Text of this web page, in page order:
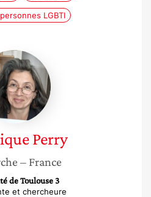
LGBTI
Véronique
Perry
Perry
– France
de Toulouse 3
et chercheure